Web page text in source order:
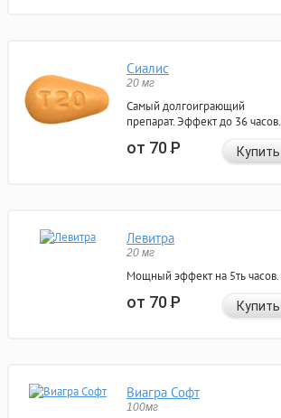
Сиалис
20 мг
Самый долгоиграющий
препарат. Эффект до 36 часов.
от 70Р Купить
Левитра
20 мг
Мощный эффект на 5ть часов.
от 70Р Купить
Виагра Софт
100мг